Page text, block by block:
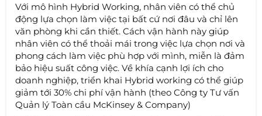
Với mô hình Hybrid Working, nhân viên có thể chủ
động lựa chọn làm việc tại bất cứ nơi đâu và chỉ lên
văn phòng khi cần thiết. Cách vận hành này giúp
nhân viên có thể thoải mái trong việc lựa chọn nơi và
phong cách làm việc phù hợp với mình, miễn là đảm
bảo hiệu suất công việc. Về khía cạnh lợi ích cho
doanh nghiệp, triển khai Hybrid working có thể giúp
giảm tới 30% chi phí vận hành (theo Công ty Tư vấn
Quản lý Toàn cầu McKinsey & Company)